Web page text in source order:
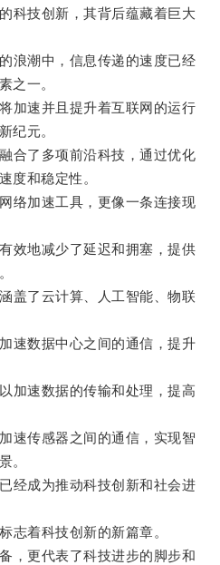
技创新，其背后蕴藏着巨大
潮中，信息传递的速度已经
之一。
速并且提升着互联网的运行
纪元。
了多项前沿科技，通过优化
度和稳定性。
加速工具，更像一条连接现
地减少了延迟和拥塞，提供
了云计算、人工智能、物联
数据中心之间的通信，提升
速数据的传输和处理，提高
传感器之间的通信，实现智
。
成为推动科技创新和社会进
着科技创新的新篇章。
更代表了科技进步的脚步和